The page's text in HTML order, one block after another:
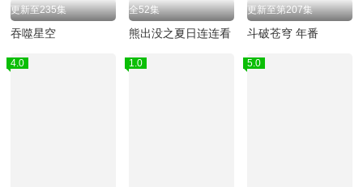
更新至235集
吞噬星空
全52集
熊出没之夏日连连看
更新至第207集
斗破苍穹 年番
4.0 1.0 5.0